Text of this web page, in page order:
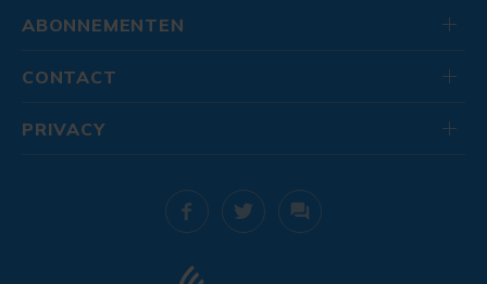
ABONNEMENTEN
CONTACT
PRIVACY